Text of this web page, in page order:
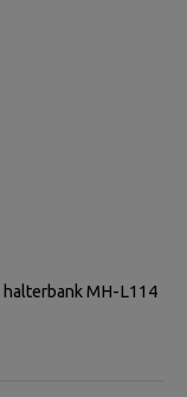
MH-L114